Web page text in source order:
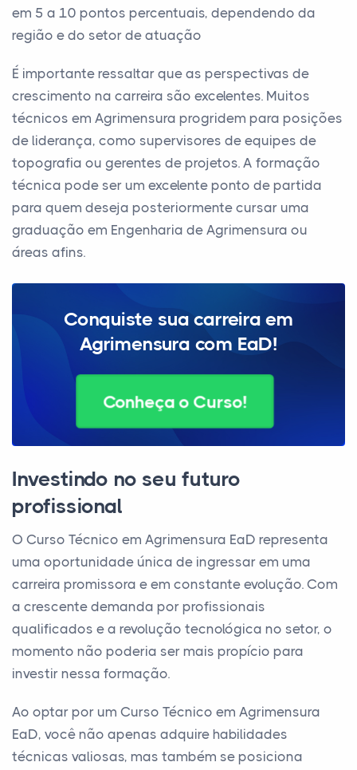
em 5 a 10 pontos percentuais, dependendo da
região e do setor de atuação
É importante ressaltar que as perspectivas de
crescimento na carreira são excelentes. Muitos
técnicos em Agrimensura progridem para posições
de liderança, como supervisores de equipes de
topografia ou gerentes de projetos. A formação
técnica pode ser um excelente ponto de partida
para quem deseja posteriormente cursar uma
graduação em Engenharia de Agrimensura ou
áreas afins.
Conquiste sua carreira em
Agrimensura com EaD!
Conheça o Curso!
Investindo no seu futuro
profissional
O Curso Técnico em Agrimensura EaD representa
uma oportunidade única de ingressar em uma
carreira promissora e em constante evolução. Com
a crescente demanda por profissionais
qualificados e a revolução tecnológica no setor, o
momento não poderia ser mais propício para
investir nessa formação.
Ao optar por um Curso Técnico em Agrimensura
EaD, você não apenas adquire habilidades
técnicas valiosas, mas também se posiciona